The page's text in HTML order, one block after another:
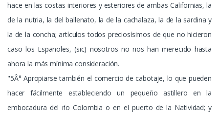
hace en las costas interiores y esteriores de ambas Californias, la
de la nutria, la del ballenato, la de la cachalaza, la de la sardina y
la de la concha; artículos todos preciosísimos de que no hicieron
caso los Españoles, (sic) nosotros no nos han merecido hasta
ahora la más mínima consideración.
"5Â° Apropiarse también el comercio de cabotaje, lo que pueden
hacer fácilmente estableciendo un pequeño astillero en la
embocadura del río Colombia o en el puerto de la Natividad; y